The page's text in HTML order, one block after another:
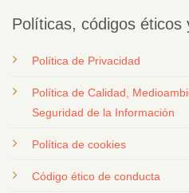
Políticas, códigos éticos
Política de Privacidad
Política de Calidad,
Seguridad de la Información
Política de cookies
Código ético de conducta